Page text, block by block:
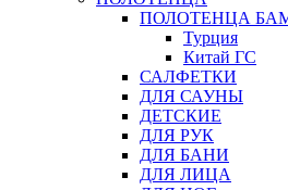
ПОЛОТЕНЦА
Турция
Китай ГС
САЛФЕТКИ
ДЛЯ САУНЫ
ДЕТСКИЕ
ДЛЯ РУК
ДЛЯ БАНИ
ДЛЯ ЛИЦА